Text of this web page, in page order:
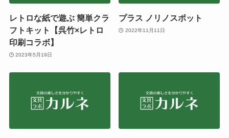
レトロな紙で遊ぶ 簡単クラ
フトキット【呉竹×レトロ
印刷コラボ】
2023年5月19日
プラス ノリノスポット
2022年11月11日